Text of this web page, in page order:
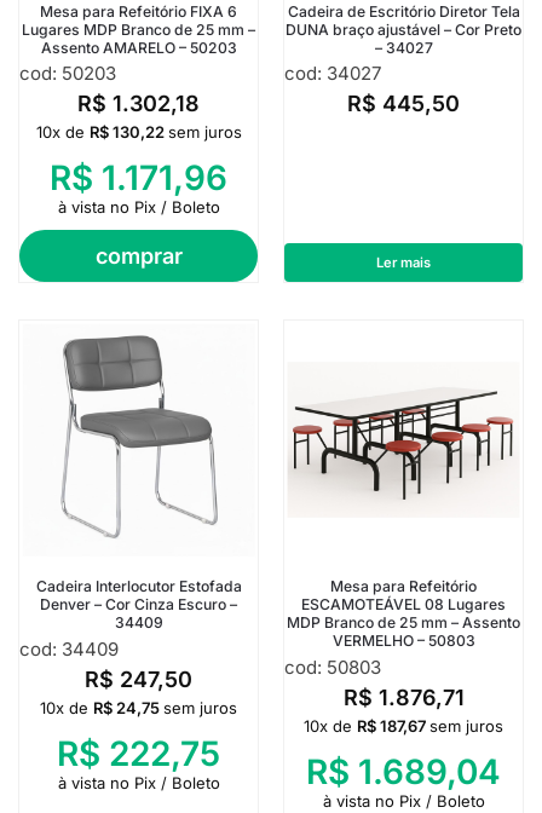
Mesa para Refeitório FIXA 6
Lugares MDP Branco de 25 mm –
Assento AMARELO – 50203
cod: 50203
R$ 1.302,18
comprar
10x de R$130,22 sem juros
R$ 1.171,96
à vista no Pix / Boleto
Cadeira de Escritório Diretor Tela
DUNA braço ajustável – Cor Preto
– 34027
cod: 34027
R$ 445,50
Ler mais
Cadeira Interlocutor Estofada
Denver – Cor Cinza Escuro –
34409
cod: 34409
R$ 247,50
10x de R$ 24,75sem juros
R$ 222,75
à vista no Pix / Boleto
Mesa para Refeitório
ESCAMOTEÁVEL 08 Lugares
MDP Branco de 25 mm – Assento
VERMELHO – 50803
cod: 50803
R$ 1.876,71
10x de R$187,67sem juros
R$ 1.689,04
à vista no Pix / Boleto